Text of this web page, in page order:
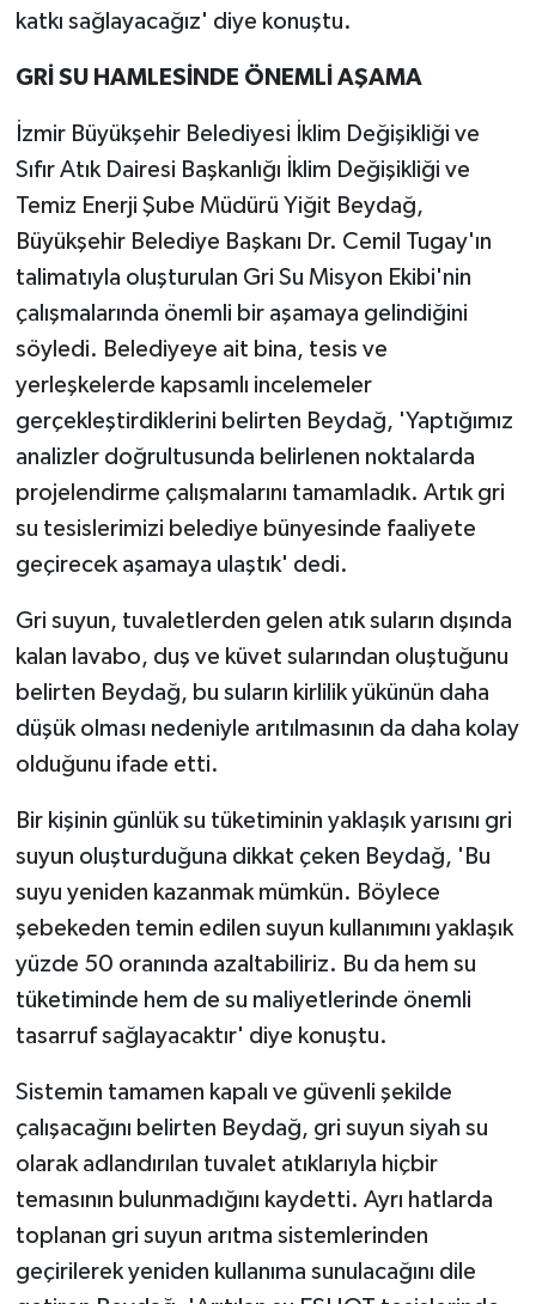
katkı sağlayacağız' diye konuştu.
GRİ SU HAMLESİNDE ÖNEMLİ AŞAMA
İzmir Büyükşehir Belediyesi İklim Değişikliği ve
Sıfır Atık Dairesi Başkanlığı İklim Değişikliği ve
Temiz Enerji Şube Müdürü Yiğit Beydağ,
Büyükşehir Belediye Başkanı Dr. Cemil Tugay'ın
talimatıyla oluşturulan Gri Su Misyon Ekibi'nin
çalışmalarında önemli bir aşamaya gelindiğini
söyledi. Belediyeye ait bina, tesis ve
yerleşkelerde kapsamlı incelemeler
gerçekleştirdiklerini belirten Beydağ, 'Yaptığımız
analizler doğrultusunda belirlenen noktalarda
projelendirme çalışmalarını tamamladık. Artık gri
su tesislerimizi belediye bünyesinde faaliyete
geçirecek aşamaya ulaştık' dedi.
Gri suyun, tuvaletlerden gelen atık suların dışında
kalan lavabo, duş ve küvet sularından oluştuğunu
belirten Beydağ, bu suların kirlilik yükünün daha
düşük olması nedeniyle arıtılmasının da daha kolay
olduğunu ifade etti.
Bir kişinin günlük su tüketiminin yaklaşık yarısını gri
suyun oluşturduğuna dikkat çeken Beydağ, 'Bu
suyu yeniden kazanmak mümkün. Böylece
şebekeden temin edilen suyun kullanımını yaklaşık
yüzde 50 oranında azaltabiliriz. Bu da hem su
tüketiminde hem de su maliyetlerinde önemli
tasarruf sağlayacaktır' diye konuştu.
Sistemin tamamen kapalı ve güvenli şekilde
çalışacağını belirten Beydağ, gri suyun siyah su
olarak adlandırılan tuvalet atıklarıyla hiçbir
temasının bulunmadığını kaydetti. Ayrı hatlarda
toplanan gri suyun arıtma sistemlerinden
geçirilerek yeniden kullanıma sunulacağını dile